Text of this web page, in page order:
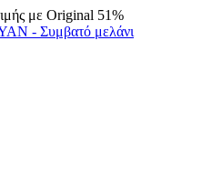
με Original 51%
- Συμβατό μελάνι